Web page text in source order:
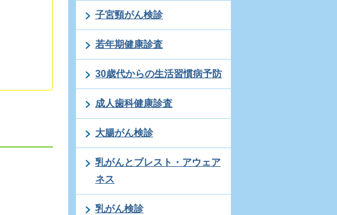
子宮頸がん検診
若年期健康診査
30歳代からの生活習慣病予防
成人歯科健康診査
大腸がん検診
乳がんとブレスト・アウェア
ネス
乳がん検診